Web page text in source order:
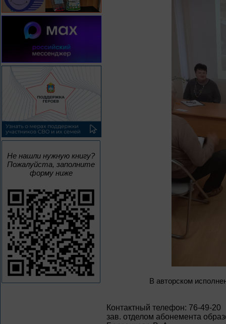
Не нашли нужную книгу?
Пожалуйста, заполните
форму ниже
В авторском
Контактный телефон: 76-49-20
зав. отделом абонемента